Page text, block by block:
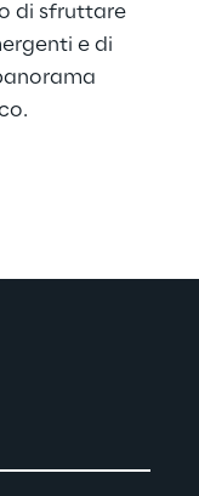
di sfruttare
e di